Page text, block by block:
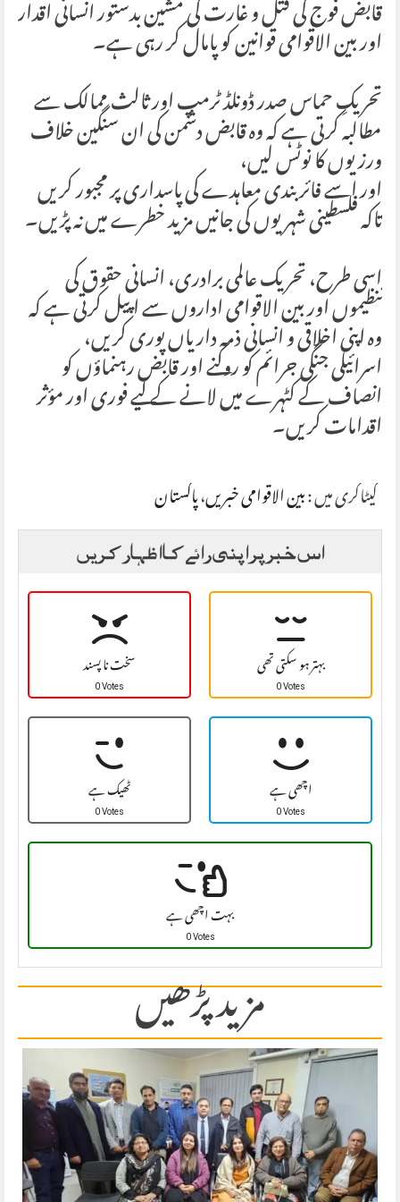
قابض فوج کی قتل و غارت کی مشین بدستور انسانی اقدار
اور بین الاقوامی قوانین کو پامال کر رہی ہے۔
تحریکِ حماس صدر ڈونلڈ ٹرمپ اور ثالث ممالک سے
مطالبہ کرتی ہے کہ وہ قابض دشمن کی ان سنگین خلاف
ورزیوں کا نوٹس لیں،
اور اسے فائر بندی معاہدے کی پاسداری پر مجبور کریں
تاکہ فلسطینی شہریوں کی جانیں مزید خطرے میں نہ پڑیں۔
اسی طرح، تحریک عالمی برادری، انسانی حقوق کی
تنظیموں اور بین الاقوامی اداروں سے اپیل کرتی ہے کہ
وہ اپنی اخلاقی و انسانی ذمہ داریاں پوری کریں،
اسرائیلی جنگی جرائم کو روکنے اور قابض رہنماؤں کو
انصاف کے کٹہرے میں لانے کے لیے فوری اور مؤثر
اقدامات کریں۔
کیٹاگری میں :بین الاقوامی خبریں،پاکستان
اس خبر پر اپنی رائے کا اظہار کریں
سخت نا پسند
0 Votes بہتر ہو سکتی تھی
0 Votes
ٹھیک ہے
0 Votes اچھی ہے
0 Votes
بہت اچھی ہے
0 Votes
مزید پڑھیں